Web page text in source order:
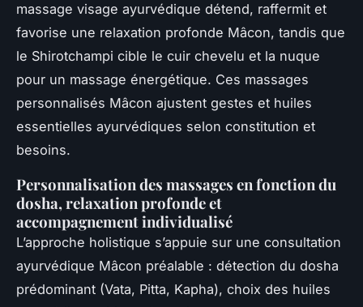
massage visage ayurvédique détend, raffermit et
favorise une relaxation profonde Mâcon, tandis que
le Shirotchampi cible le cuir chevelu et la nuque
pour un massage énergétique. Ces massages
personnalisés Mâcon ajustent gestes et huiles
essentielles ayurvédiques selon constitution et
besoins.
Personnalisation des massages en fonction du
dosha, relaxation profonde et
accompagnement individualisé
L’approche holistique s’appuie sur une consultation
ayurvédique Mâcon préalable : détection du dosha
prédominant (Vata, Pitta, Kapha), choix des huiles